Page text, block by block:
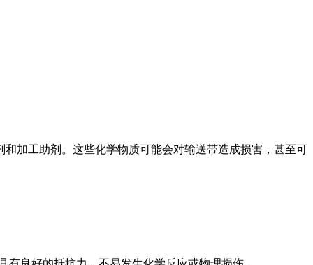
加工助剂。这些化学物质可能会对输送带造成损害，甚至可